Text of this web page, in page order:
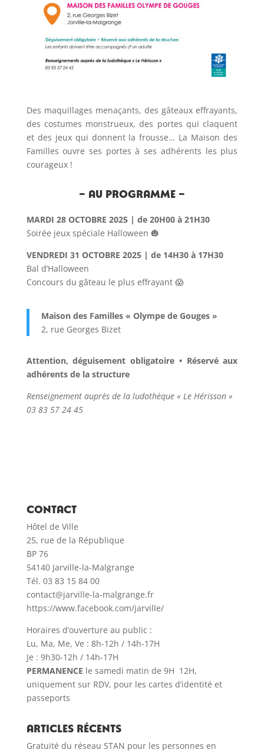
Des maquillages menaçants, des gâteaux effrayants,
des costumes monstrueux, des portes qui claquent
et des jeux qui donnent la frousse… La Maison des
Familles ouvre ses portes à ses adhérents les plus
courageux !
– Au programme –
MARDI 28 OCTOBRE 2025 | de 20H00 à 21H30
Soirée jeux spéciale Halloween 🎃
VENDREDI 31 OCTOBRE 2025 | de 14H30 à 17H30
Bal d’Halloween
Concours du gâteau le plus effrayant 😱
Maison des Familles « Olympe de Gouges »
2, rue Georges Bizet
Attention, déguisement obligatoire • Réservé aux
adhérents de la structure
Renseignement auprès de la ludothèque « Le Hérisson »
03 83 57 24 45
CONTACT
Hôtel de Ville
25, rue de la République
BP 76
54140 Jarville-la-Malgrange
Tél. 03 83 15 84 00
contact@jarville-la-malgrange.fr
https://www.facebook.com/jarville/
Horaires d’ouverture au public :
Lu, Ma, Me, Ve : 8h-12h / 14h-17H
Je : 9h30-12h / 14h-17H
PERMANENCE le samedi matin de 9H 12H,
uniquement sur RDV, pour les cartes d’identité et
passeports
Articles récents
Gratuité du réseau STAN pour les personnes en